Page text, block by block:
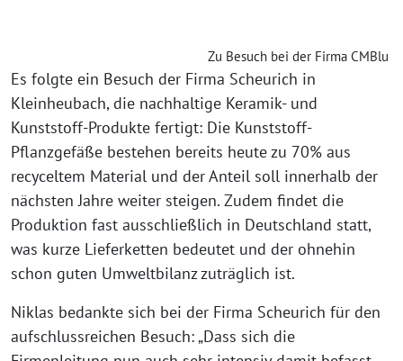
Zu Besuch bei der Firma CMBlu
Es folgte ein Besuch der Firma Scheurich in
Kleinheubach, die nachhaltige Keramik- und
Kunststoff-Produkte fertigt: Die Kunststoff-
Pflanzgefäße bestehen bereits heute zu 70% aus
recyceltem Material und der Anteil soll innerhalb der
nächsten Jahre weiter steigen. Zudem findet die
Produktion fast ausschließlich in Deutschland statt,
was kurze Lieferketten bedeutet und der ohnehin
schon guten Umweltbilanz zuträglich ist.
Niklas bedankte sich bei der Firma Scheurich für den
aufschlussreichen Besuch: „Dass sich die